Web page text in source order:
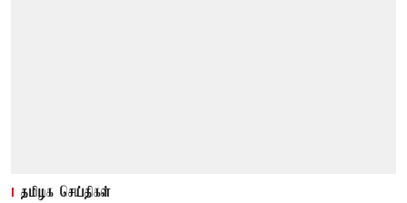
தமிழக செய்திகள்